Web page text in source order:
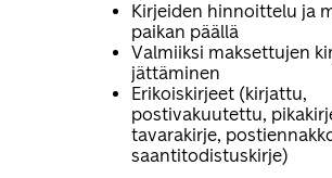
Kirjeiden hinnoittelu ja
paikan päällä
Valmiiksi maksettujen
jättäminen
Erikoiskirjeet (kirjattu,
postivakuutettu,
tavarakirje,
saantitodistuskirje)